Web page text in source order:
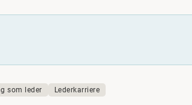
som leder Lederkarriere